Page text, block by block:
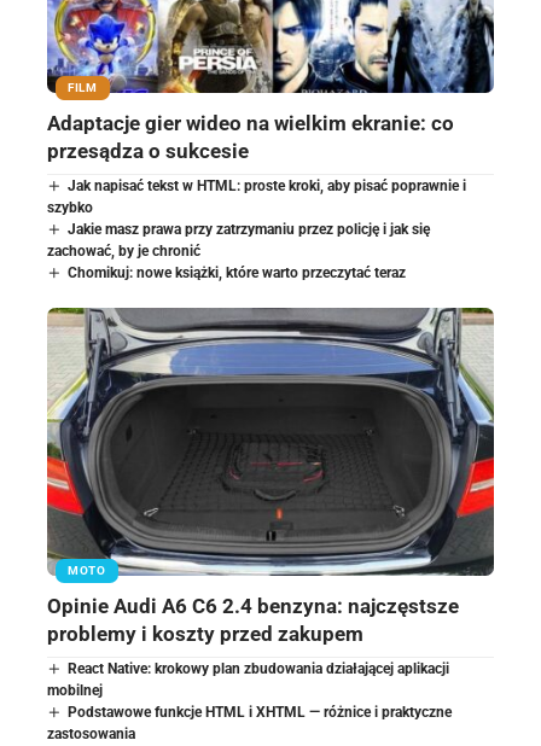
FILM
Adaptacje gier wideo na wielkim ekranie: co
przesądza o sukcesie
Jak napisać tekst w HTML: proste kroki, aby pisać poprawnie i
szybko
Jakie masz prawa przy zatrzymaniu przez policję i jak się
zachować, by je chronić
Chomikuj: nowe książki, które warto przeczytać teraz
MOTO
Opinie Audi A6 C6 2.4 benzyna: najczęstsze
problemy i koszty przed zakupem
React Native: krokowy plan zbudowania działającej aplikacji
mobilnej
Podstawowe funkcje HTML i XHTML — różnice i praktyczne
zastosowania